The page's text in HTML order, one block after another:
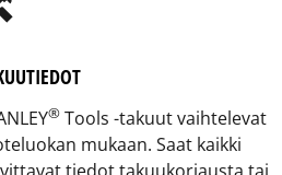
®Tools -takuut vaihtelevat
mukaan. Saat kaikki